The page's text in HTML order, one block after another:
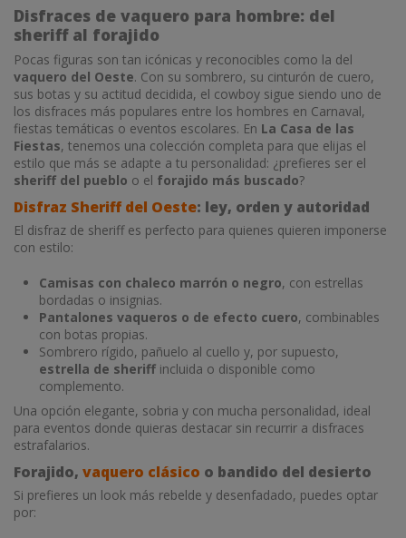
Disfraces de vaquero para hombre: del
sheriff al forajido
Pocas figuras son tan icónicas y reconocibles como la del
vaquero del Oeste. Con su sombrero, su cinturón de cuero,
sus botas y su actitud decidida, el cowboy sigue siendo uno de
los disfraces más populares entre los hombres en Carnaval,
fiestas temáticas o eventos escolares. En La Casa de las
Fiestas, tenemos una colección completa para que elijas el
estilo que más se adapte a tu personalidad: ¿prefieres ser el
sheriff del pueblo o el forajido más buscado?
Disfraz Sheriff del Oeste: ley, orden y autoridad
El disfraz de sheriff es perfecto para quienes quieren imponerse
con estilo:
Camisas con chaleco marrón o negro, con estrellas
bordadas o insignias.
Pantalones vaqueros o de efecto cuero, combinables
con botas propias.
Sombrero rígido, pañuelo al cuello y, por supuesto,
estrella de sheriff incluida o disponible como
complemento.
Una opción elegante, sobria y con mucha personalidad, ideal
para eventos donde quieras destacar sin recurrir a disfraces
estrafalarios.
Forajido, vaquero clásico o bandido del desierto
Si prefieres un look más rebelde y desenfadado, puedes optar
por: